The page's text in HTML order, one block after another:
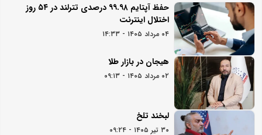
حفظ آپتایم ۹۹.۹۸ درصدی تترلند در ۵۴ روز
اختلال اینترنت
۰۴ مرداد ۱۴۰۵ - ۱۴:۳۳
هیجان در بازار طلا
۰۲ مرداد ۱۴۰۵ - ۰۹:۱۳
لبخند تلخ
۳۰ تیر ۱۴۰۵ - ۰۹:۲۴